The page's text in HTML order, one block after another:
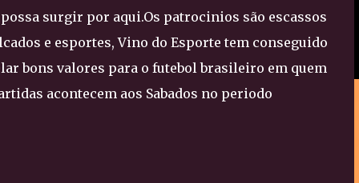
surgir por aqui.Os patrocinios são escassos
e esportes, Vino do Esporte tem conseguido
bons valores para o futebol brasileiro em quem
acontecem aos Sabados no periodo